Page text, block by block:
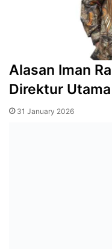
Alasan Iman
Direktur
31 January 2026